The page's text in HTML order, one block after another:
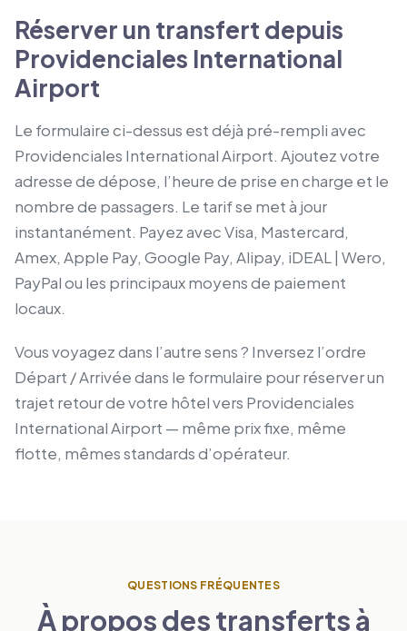
Réserver un transfert depuis
Providenciales International
Airport
Le formulaire ci-dessus est déjà pré-rempli avec
Providenciales International Airport. Ajoutez votre
adresse de dépose, l’heure de prise en charge et le
nombre de passagers. Le tarif se met à jour
instantanément. Payez avec Visa, Mastercard,
Amex, Apple Pay, Google Pay, Alipay, iDEAL | Wero,
PayPal ou les principaux moyens de paiement
locaux.
Vous voyagez dans l’autre sens ? Inversez l’ordre
Départ / Arrivée dans le formulaire pour réserver un
trajet retour de votre hôtel vers Providenciales
International Airport — même prix fixe, même
flotte, mêmes standards d’opérateur.
QUESTIONS FRÉQUENTES
À propos des transferts à